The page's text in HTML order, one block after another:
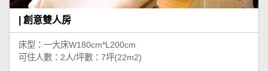
| 創意雙人房
床型：一大床W180cm*L200cm
可住人數：2人/坪數：7坪(22m2)